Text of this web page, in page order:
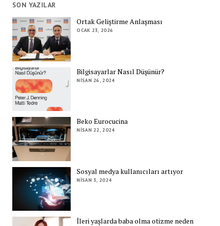
SON YAZILAR
Ortak Geliştirme Anlaşması
OCAK 23, 2026
Bilgisayarlar Nasıl Düşünür?
NISAN 26, 2024
Beko Eurocucina
NISAN 22, 2024
Sosyal medya kullanıcıları artıyor
NISAN 3, 2024
İleri yaşlarda baba olma otizme neden